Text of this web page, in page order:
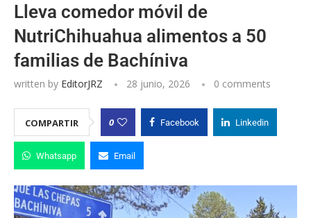
Lleva comedor móvil de
NutriChihuahua alimentos a 50
familias de Bachíniva
written by EditorJRZ 28 junio, 2026 0 comments
COMPARTIR 0 Facebook Linkedin
Whatsapp Email